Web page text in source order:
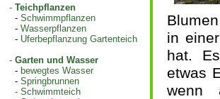
- Teichpflanzen
-Schwimmpflanzen
-Wasserpflanzen
- Uferbepflanzung Gartenteich
- Garten und Wasser
- bewegtes Wasser
-Springbrunnen
-Schwimmteich
in
hat.
etwas
wenn